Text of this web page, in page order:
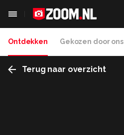
Ontdekken Gekozen door ons
Terug naar overzicht